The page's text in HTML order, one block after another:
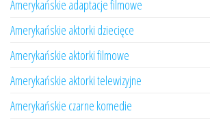
Amerykańskie adaptacje filmowe
Amerykańskie aktorki dziecięce
Amerykańskie aktorki filmowe
Amerykańskie aktorki telewizyjne
Amerykańskie czarne komedie